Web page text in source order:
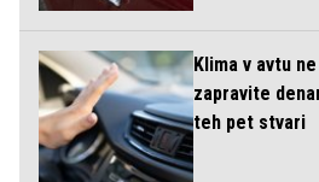
Klima v avtu
zapravite
teh pet stvari